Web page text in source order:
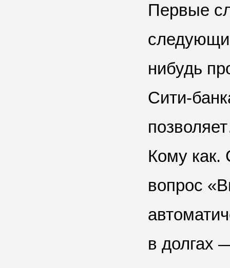
Первые
нибудь
Сити-
Кому
вопрос
в долгах